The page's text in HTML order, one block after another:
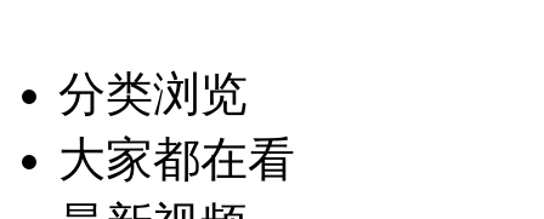
分类浏览
大家都在看